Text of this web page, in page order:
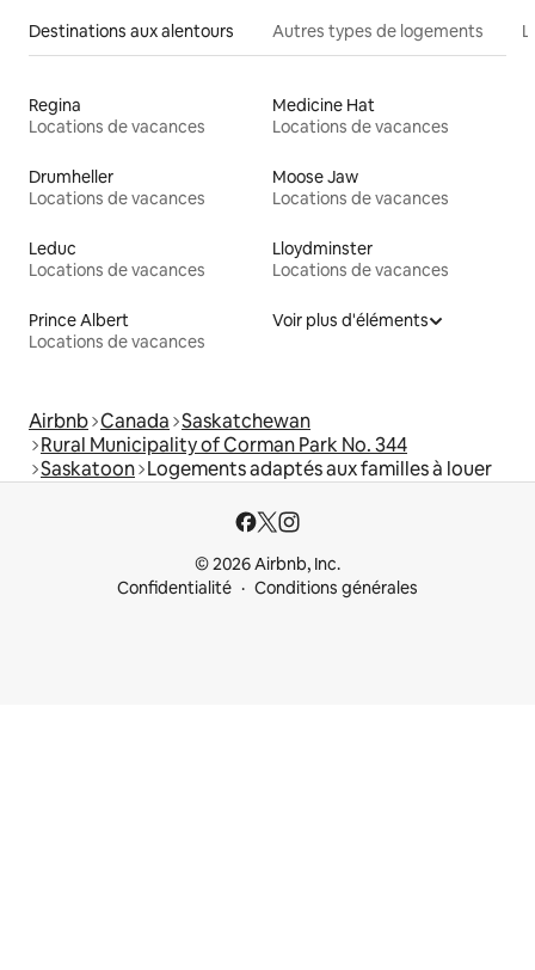
Destinations aux alentours Autres types de logements
Regina
Locations de vacances
Medicine Hat
Locations de vacances
Drumheller
Locations de vacances
Moose Jaw
Locations de vacances
Leduc
Locations de vacances
Lloydminster
Locations de vacances
Prince Albert
Locations de vacances
Voir plus d'éléments
Airbnb Canada Saskatchewan
Rural Municipality of Corman Park No. 344
Saskatoon Logements adaptés aux familles à louer
© 2026 Airbnb, Inc.
Confidentialité
Conditions générales